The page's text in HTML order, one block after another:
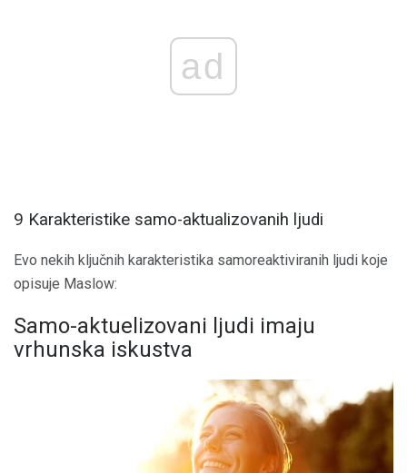
ad
9 Karakteristike samo-aktualizovanih ljudi
Evo nekih ključnih karakteristika samoreaktiviranih ljudi koje
opisuje Maslow:
Samo-aktuelizovani ljudi imaju
vrhunska iskustva